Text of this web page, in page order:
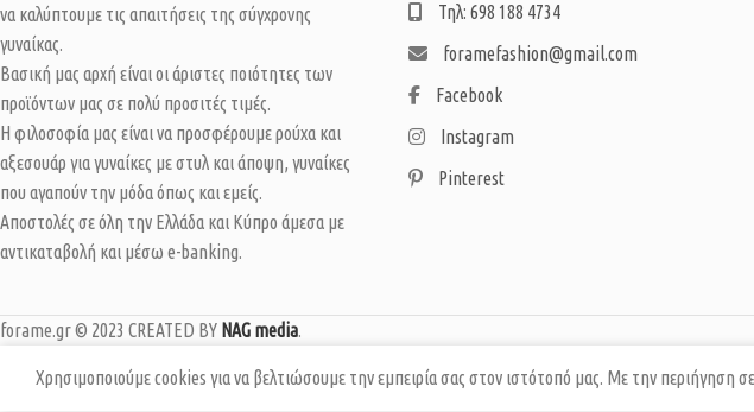
να καλύπτουμε τις απαιτήσεις της σύγχρονης
γυναίκας.
Βασική μας αρχή είναι οι άριστες ποιότητες των
προϊόντων μας σε πολύ προσιτές τιμές.
Η φιλοσοφία μας είναι να προσφέρουμε ρούχα και
αξεσουάρ για γυναίκες με στυλ και άποψη, γυναίκες
που αγαπούν την μόδα όπως και εμείς.
Αποστολές σε όλη την Ελλάδα και Κύπρο άμεσα με
αντικαταβολή και μέσω e-banking.
Τηλ: 698 188 4734
foramefashion@gmail.com
Facebook
Instagram
Pinterest
forame.gr © 2023 CREATED BY NAG media.
Χρησιμοποιούμε cookies για να βελτιώσουμε την εμπειρία σας στον ιστότοπό μας. Με την